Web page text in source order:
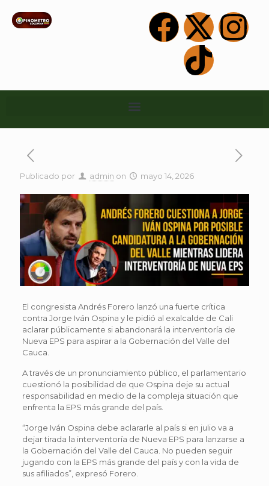
Publicado por admin on mayo 14, 2026
El congresista Andrés Forero lanzó una fuerte crítica
contra Jorge Iván Ospina y le pidió al exalcalde de Cali
aclarar públicamente si abandonará la interventoría de
Nueva EPS para aspirar a la Gobernación del Valle del
Cauca.
A través de un pronunciamiento público, el parlamentario
cuestionó la posibilidad de que Ospina deje su actual
responsabilidad en medio de la compleja situación que
enfrenta la EPS más grande del país.
“Jorge Iván Ospina debe aclararle al país si en julio va a
dejar tirada la interventoría de Nueva EPS para lanzarse a
la Gobernación del Valle del Cauca. No pueden seguir
jugando con la EPS más grande del país y con la vida de
sus afiliados”, expresó Forero.